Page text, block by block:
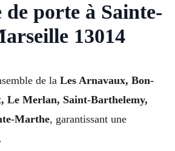
porte à Sainte-
13014
de la Les Arnavaux, Bon-
Le Merlan, Saint-Barthelemy,
Marthe, garantissant une